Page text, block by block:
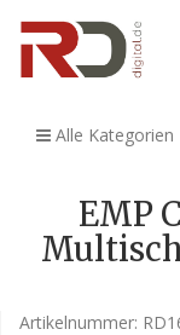
Alle Kategorien
EMP
Artikelnummer: